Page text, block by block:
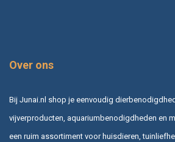
Over ons
Bij Junai.nl shop je eenvoudig
vijverproducten, aquariumbenodigdheden en
een ruim assortiment voor huisdieren,